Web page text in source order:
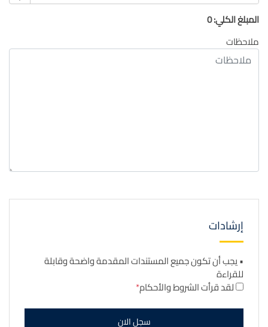
المبلغ الكلي:0
ملاحظات
إرشادات
• يجب أن تكون جميع المستندات المقدمة واضحة وقابلة
للقراءة
لقد قرأت الشروط والأحكام
سجل الان